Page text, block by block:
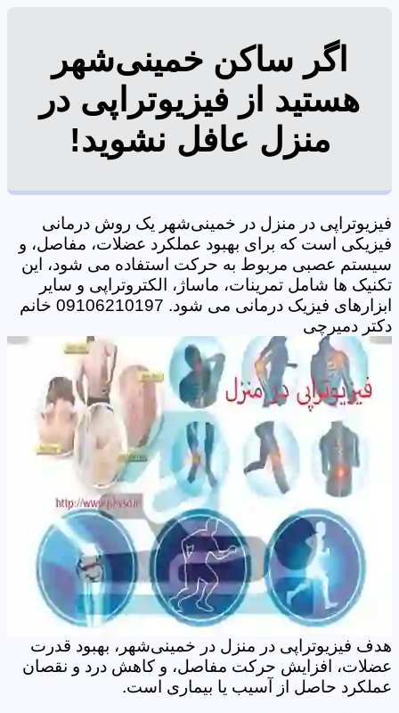
اگر ساکن خمینی‌شهر
هستید از فیزیوتراپی در
منزل عافل نشوید!
فیزیوتراپی در منزل در خمینی‌شهر یک روش درمانی
فیزیکی است که برای بهبود عملکرد عضلات، مفاصل، و
سیستم عصبی مربوط به حرکت استفاده می شود، این
تکنیک ها شامل تمرینات، ماساژ، الکتروتراپی و سایر
ابزارهای فیزیک درمانی می شود. 09106210197 خانم
دکتر دمیرچی
هدف فیزیوتراپی در منزل در خمینی‌شهر، بهبود قدرت
عضلات، افزایش حرکت مفاصل، و کاهش درد و نقصان
عملکرد حاصل از آسیب یا بیماری است.